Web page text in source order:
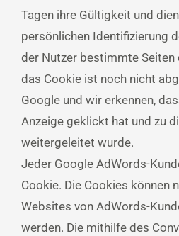
Tagen ihre Gültigkeit und
persönlichen Identifizierung
der Nutzer bestimmte Seiten
das Cookie ist noch nicht
Google und wir erkennen,
Anzeige geklickt hat und zu
weitergeleitet wurde.
Jeder Google AdWords-
Cookie. Die Cookies können
Websites von AdWords-
werden. Die mithilfe des